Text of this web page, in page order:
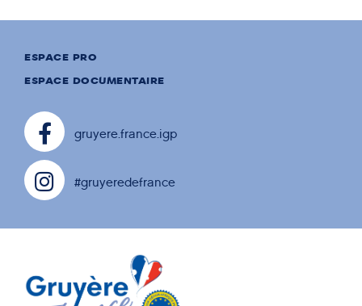
ESPACE PRO
ESPACE DOCUMENTAIRE
gruyere.france.igp
#gruyeredefrance